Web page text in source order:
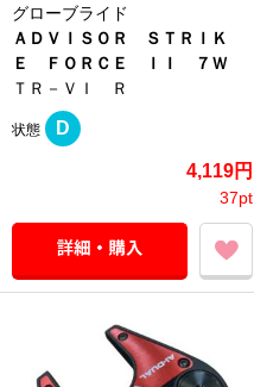
グローブライド
ＡＤＶＩＳＯＲ ＳＴＲＩＫ
Ｅ ＦＯＲＣＥ ＩＩ ７Ｗ
ＴＲ－ＶＩ Ｒ
状態 D
4,119円
37pt